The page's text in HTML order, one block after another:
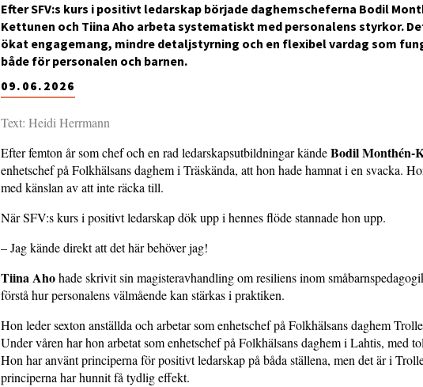
09.06.2026
Efter SFV:s kurs i positivt ledarskap började daghemscheferna Bodil
Kettunen och Tiina Aho arbeta systematiskt med personalens styrkor.
ökat engagemang, mindre detaljstyrning och en flexibel vardag som
både för personalen och barnen.
Text: Heidi Herrmann
Efter femton år som chef och en rad ledarskapsutbildningar kändeBodil Monthén-
enhetschef på Folkhälsans daghem i Träskända, att hon hade hamnat i en svacka.
med känslan av att inte räcka till.
När SFV:s kurs i positivt ledarskap dök upp i hennes flöde stannade hon upp.
– Jag kände direkt att det här behöver jag!
Tiina Ahohade skrivit sin magisteravhandling om resiliens inom
förstå hur personalens välmående kan stärkas i praktiken.
Hon leder sexton anställda och arbetar som enhetschef på Folkhälsans daghem
Under våren har hon arbetat som enhetschef på Folkhälsans daghem i Lahtis, med
Hon har använt principerna för positivt ledarskap på båda ställena, men det är i
principerna har hunnit få tydlig effekt.